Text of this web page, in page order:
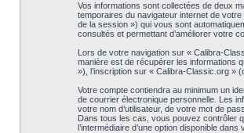
Vos informations sont collectées de deux
temporaires du navigateur internet de votre
de la session ») qui vous sont
consultés et permettant d’améliorer votre
Lors de votre navigation sur « Calibra-
manière est de récupérer les informations
»), l’inscription sur « Calibra-Classic.org »
Votre compte contiendra au minimum un
de courrier électronique personnelle. Les
votre nom d’utilisateur, de votre mot de
Dans tous les cas, vous pouvez contrôler
l’intermédiaire d’une option disponible dans